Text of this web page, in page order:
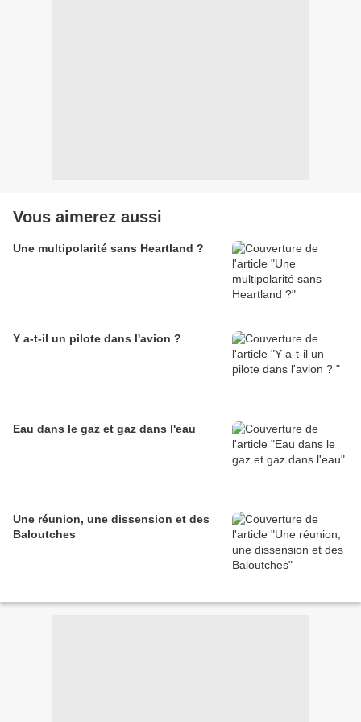
Vous aimerez aussi
Une multipolarité sans Heartland ?
Y a-t-il un pilote dans l'avion ?
Eau dans le gaz et gaz dans l'eau
Une réunion, une dissension et des
Baloutches